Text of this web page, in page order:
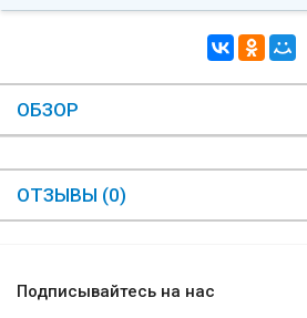
ОБЗОР
ОТЗЫВЫ (0)
Подписывайтесь на нас